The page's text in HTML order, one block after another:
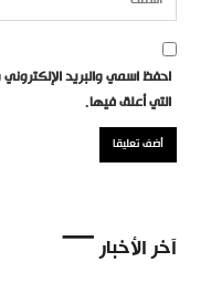
احفظ اسمي والبريد
التي أعلق فيها.
آخر الأخبار